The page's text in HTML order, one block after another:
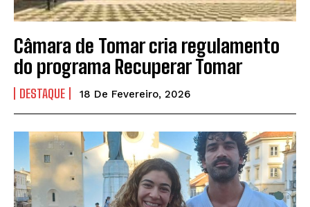
Câmara de Tomar cria regulamento
do programa Recuperar Tomar
DESTAQUE 18 De Fevereiro, 2026